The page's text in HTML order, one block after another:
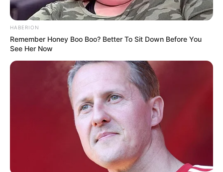
HABERION
Remember Honey Boo Boo? Better To Sit Down Before You
See Her Now